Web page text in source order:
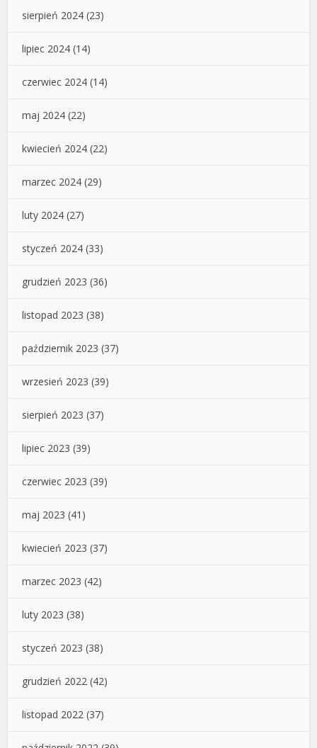
sierpień 2024 (23)
lipiec 2024 (14)
czerwiec 2024 (14)
maj 2024 (22)
kwiecień 2024 (22)
marzec 2024 (29)
luty 2024 (27)
styczeń 2024 (33)
grudzień 2023 (36)
listopad 2023 (38)
październik 2023 (37)
wrzesień 2023 (39)
sierpień 2023 (37)
lipiec 2023 (39)
czerwiec 2023 (39)
maj 2023 (41)
kwiecień 2023 (37)
marzec 2023 (42)
luty 2023 (38)
styczeń 2023 (38)
grudzień 2022 (42)
listopad 2022 (37)